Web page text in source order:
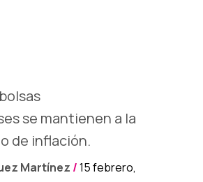
se mantienen a la
de inflación.
Martínez / 15 febrero,